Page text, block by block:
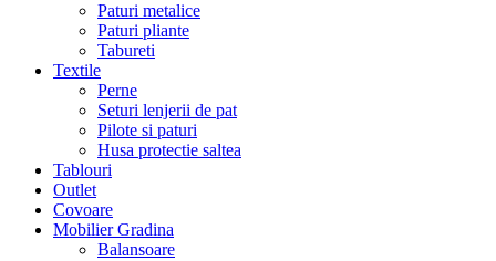
Paturi metalice
Paturi pliante
Tabureti
Textile
Perne
Seturi lenjerii de pat
Pilote si paturi
Husa protectie saltea
Tablouri
Outlet
Covoare
Mobilier Gradina
Balansoare